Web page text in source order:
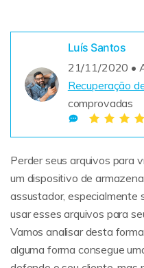
Revisão
Luís Santos
21/11/2020 •
Recuperação
comprovadas
Perder seus arquivos para
um dispositivo de
assustador, especialmente
usar esses arquivos para
Vamos analisar desta
alguma forma consegue